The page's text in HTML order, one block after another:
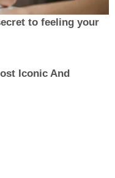
to feeling your
Iconic And